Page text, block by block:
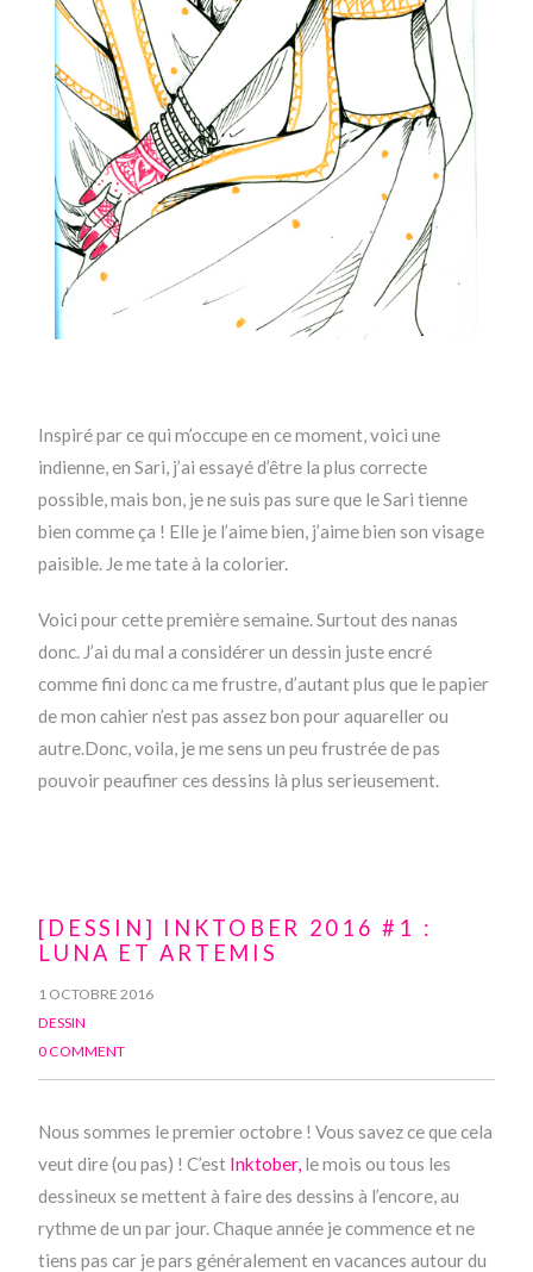
Inspiré par ce qui m’occupe en ce moment, voici une
indienne, en Sari, j’ai essayé d’être la plus correcte
possible, mais bon, je ne suis pas sure que le Sari tienne
bien comme ça ! Elle je l’aime bien, j’aime bien son visage
paisible. Je me tate à la colorier.
Voici pour cette première semaine. Surtout des nanas
donc. J’ai du mal a considérer un dessin juste encré
comme fini donc ca me frustre, d’autant plus que le papier
de mon cahier n’est pas assez bon pour aquareller ou
autre.Donc, voila, je me sens un peu frustrée de pas
pouvoir peaufiner ces dessins là plus serieusement.
[DESSIN] INKTOBER 2016 #1 :
LUNA ET ARTEMIS
1 OCTOBRE 2016
DESSIN
0 COMMENT
Nous sommes le premier octobre ! Vous savez ce que cela
veut dire (ou pas) ! C’est Inktober, le mois ou tous les
dessineux se mettent à faire des dessins à l’encore, au
rythme de un par jour. Chaque année je commence et ne
tiens pas car je pars généralement en vacances autour du